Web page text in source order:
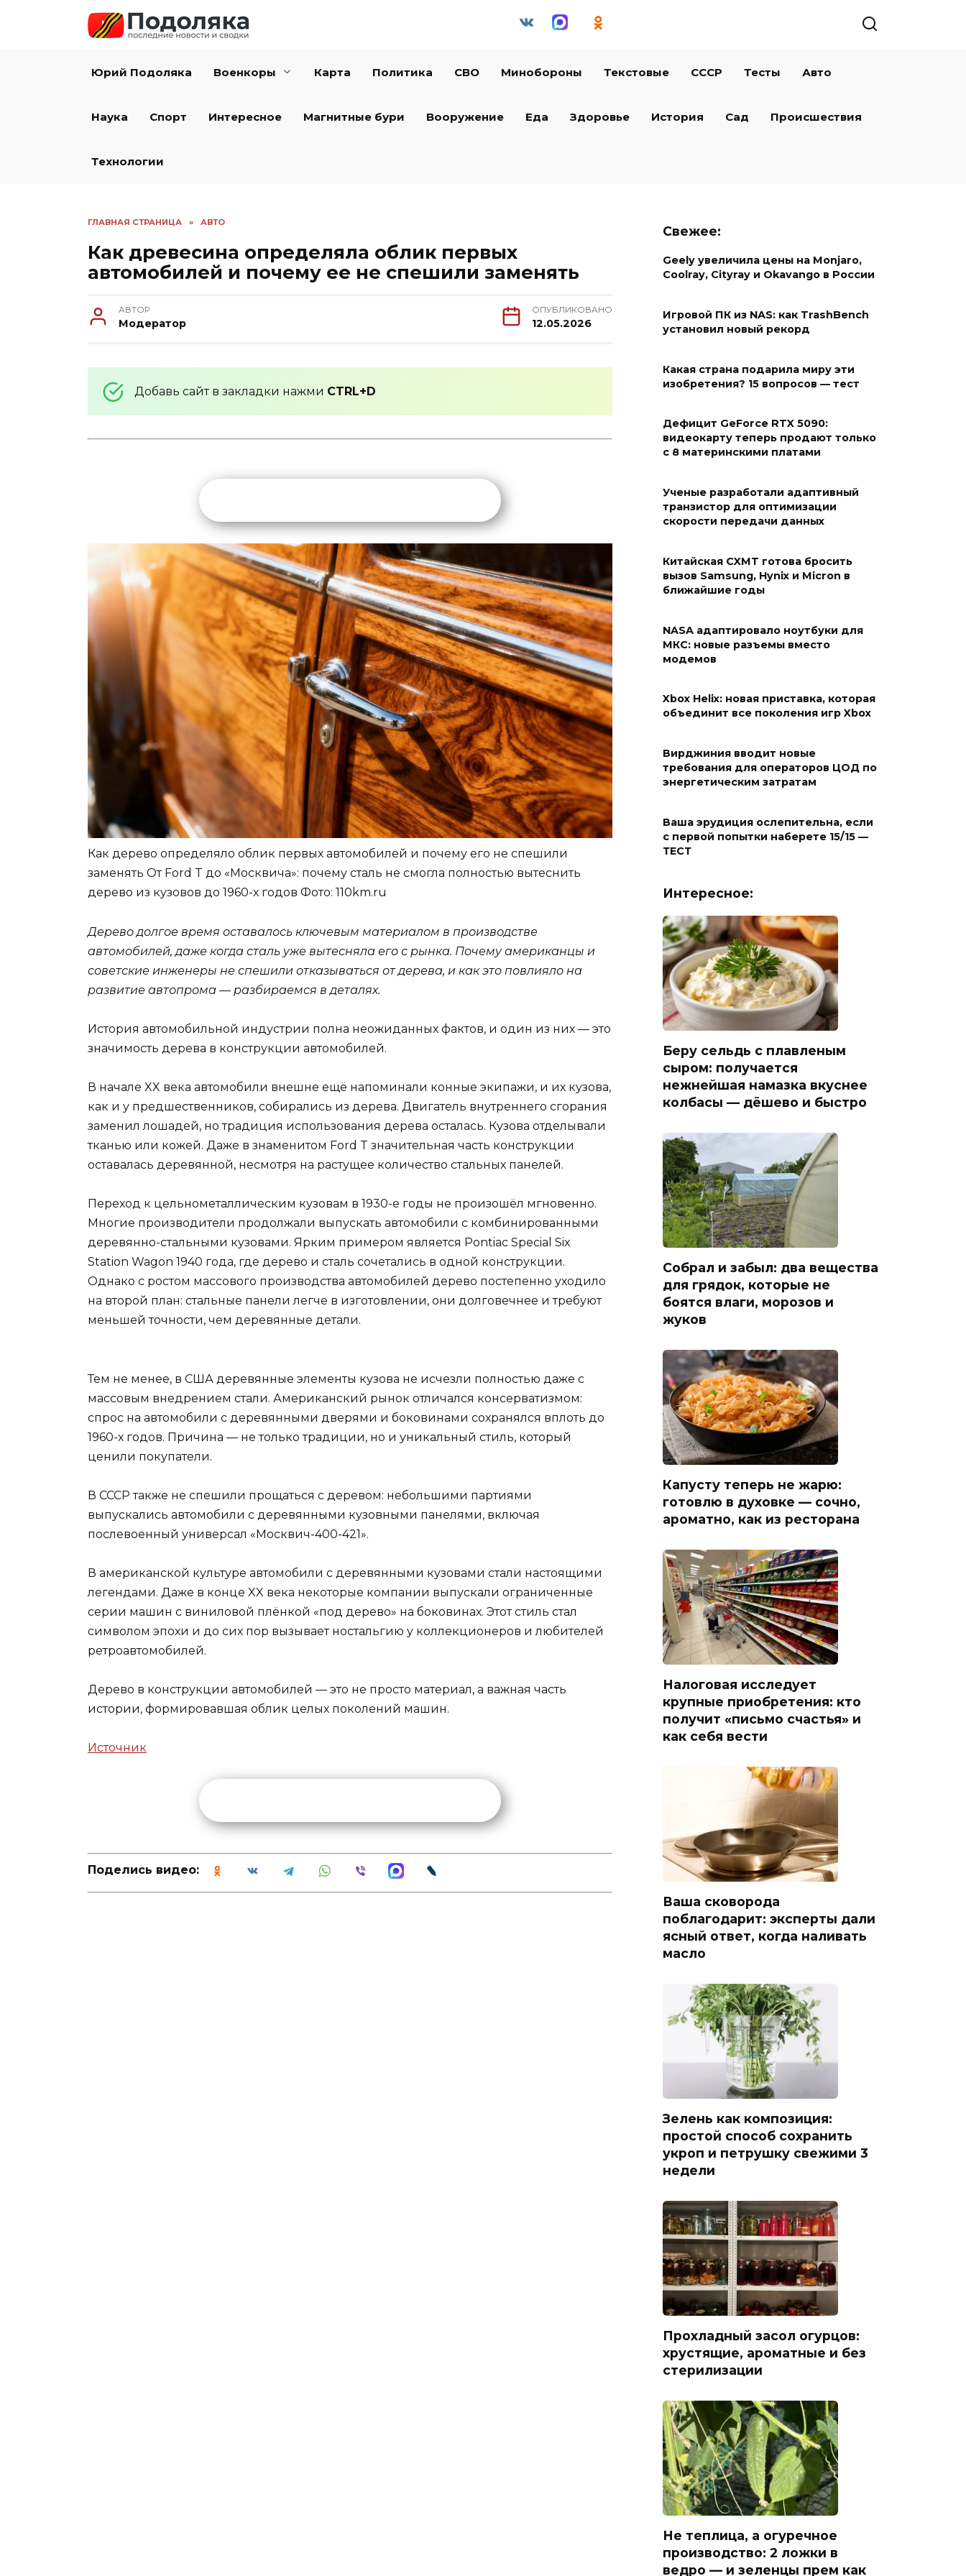
Юрий Подоляка Военкоры Карта Политика СВО Минобороны Текстовые СССР Тесты Авто
Наука Спорт Интересное Магнитные бури Вооружение Еда Здоровье История Сад Происшествия
Технологии
ГЛАВНАЯ СТРАНИЦА » АВТО
Как древесина определяла облик первых
автомобилей и почему ее не спешили заменять
АВТОР
Модератор
ОПУБЛИКОВАНО
12.05.2026
Добавь сайт в закладки нажми CTRL+D
Как дерево определяло облик первых автомобилей и почему его не спешили
заменять От Ford T до «Москвича»: почему сталь не смогла полностью вытеснить
дерево из кузовов до 1960-х годов Фото: 110km.ru
Дерево долгое время оставалось ключевым материалом в производстве
автомобилей, даже когда сталь уже вытесняла его с рынка. Почему американцы и
советские инженеры не спешили отказываться от дерева, и как это повлияло на
развитие автопрома — разбираемся в деталях.
История автомобильной индустрии полна неожиданных фактов, и один из них — это
значимость дерева в конструкции автомобилей.
В начале XX века автомобили внешне ещё напоминали конные экипажи, и их кузова,
как и у предшественников, собирались из дерева. Двигатель внутреннего сгорания
заменил лошадей, но традиция использования дерева осталась. Кузова отделывали
тканью или кожей. Даже в знаменитом Ford T значительная часть конструкции
оставалась деревянной, несмотря на растущее количество стальных панелей.
Переход к цельнометаллическим кузовам в 1930-е годы не произошёл мгновенно.
Многие производители продолжали выпускать автомобили с комбинированными
деревянно-стальными кузовами. Ярким примером является Pontiac Special Six
Station Wagon 1940 года, где дерево и сталь сочетались в одной конструкции.
Однако с ростом массового производства автомобилей дерево постепенно уходило
на второй план: стальные панели легче в изготовлении, они долговечнее и требуют
меньшей точности, чем деревянные детали.
Тем не менее, в США деревянные элементы кузова не исчезли полностью даже с
массовым внедрением стали. Американский рынок отличался консерватизмом:
спрос на автомобили с деревянными дверями и боковинами сохранялся вплоть до
1960-х годов. Причина — не только традиции, но и уникальный стиль, который
ценили покупатели.
В СССР также не спешили прощаться с деревом: небольшими партиями
выпускались автомобили с деревянными кузовными панелями, включая
послевоенный универсал «Москвич-400-421».
В американской культуре автомобили с деревянными кузовами стали настоящими
легендами. Даже в конце XX века некоторые компании выпускали ограниченные
серии машин с виниловой плёнкой «под дерево» на боковинах. Этот стиль стал
символом эпохи и до сих пор вызывает ностальгию у коллекционеров и любителей
ретроавтомобилей.
Дерево в конструкции автомобилей — это не просто материал, а важная часть
истории, формировавшая облик целых поколений машин.
Источник
Поделись видео:
Свежее:
Geely увеличила цены на Monjaro,
Coolray, Cityray и Okavango в России
Игровой ПК из NAS: как TrashBench
установил новый рекорд
Какая страна подарила миру эти
изобретения? 15 вопросов — тест
Дефицит GeForce RTX 5090:
видеокарту теперь продают только
с 8 материнскими платами
Ученые разработали адаптивный
транзистор для оптимизации
скорости передачи данных
Китайская CXMT готова бросить
вызов Samsung, Hynix и Micron в
ближайшие годы
NASA адаптировало ноутбуки для
МКС: новые разъемы вместо
модемов
Xbox Helix: новая приставка, которая
объединит все поколения игр Xbox
Вирджиния вводит новые
требования для операторов ЦОД по
энергетическим затратам
Ваша эрудиция ослепительна, если
с первой попытки наберете 15/15 —
ТЕСТ
Интересное:
Беру сельдь с плавленым
сыром: получается
нежнейшая намазка вкуснее
колбасы — дёшево и быстро
Собрал и забыл: два вещества
для грядок, которые не
боятся влаги, морозов и
жуков
Капусту теперь не жарю:
готовлю в духовке — сочно,
ароматно, как из ресторана
Налоговая исследует
крупные приобретения: кто
получит «письмо счастья» и
как себя вести
Ваша сковорода
поблагодарит: эксперты дали
ясный ответ, когда наливать
масло
Зелень как композиция:
простой способ сохранить
укроп и петрушку свежими 3
недели
Прохладный засол огурцов:
хрустящие, ароматные и без
стерилизации
Не теплица, а огуречное
производство: 2 ложки в
ведро — и зеленцы прем как